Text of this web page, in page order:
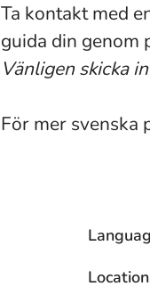
Ta kontakt med
guida din genom
Vänligen skicka
För mer svenska